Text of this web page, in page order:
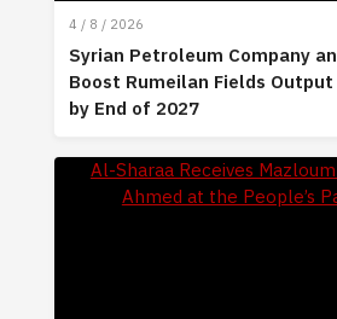
4 / 8 / 2026
Syrian Petroleum Company
Boost Rumeilan Fields
by End of 2027